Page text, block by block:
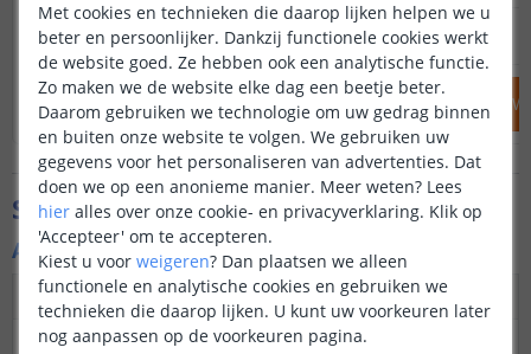
OP VOORRAAD 25,95
IN WINKELWAGEN
OP VOORRAAD
IN
Specificaties
Algemene kenmerken
Dimbaar
Ja
3M plakstrip over de
Ja
Met cookies en technieken die daarop lijken helpen we u
beter en persoonlijker. Dankzij functionele cookies werkt
de website goed. Ze hebben ook een analytische functie.
Zo maken we de website elke dag een beetje beter.
Daarom gebruiken we technologie om uw gedrag binnen
en buiten onze website te volgen. We gebruiken uw
gegevens voor het personaliseren van advertenties. Dat
doen we op een anonieme manier. Meer weten? Lees
hier alles over onze cookie- en privacyverklaring. Klik op
'Accepteer' om te accepteren.
Kiest u voor weigeren? Dan plaatsen we alleen
functionele en analytische cookies en gebruiken we
technieken die daarop lijken. U kunt uw voorkeuren later
nog aanpassen op de voorkeuren pagina.